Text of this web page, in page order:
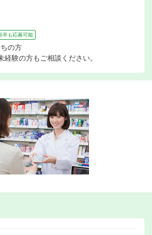
卒も応募可能
の方
験の方もご相談ください。